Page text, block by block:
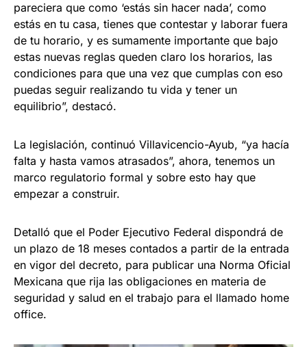
pareciera que como ‘estás sin hacer nada’, como
estás en tu casa, tienes que contestar y laborar fuera
de tu horario, y es sumamente importante que bajo
estas nuevas reglas queden claro los horarios, las
condiciones para que una vez que cumplas con eso
puedas seguir realizando tu vida y tener un
equilibrio”, destacó.
La legislación, continuó Villavicencio-Ayub, “ya hacía
falta y hasta vamos atrasados”, ahora, tenemos un
marco regulatorio formal y sobre esto hay que
empezar a construir.
Detalló que el Poder Ejecutivo Federal dispondrá de
un plazo de 18 meses contados a partir de la entrada
en vigor del decreto, para publicar una Norma Oficial
Mexicana que rija las obligaciones en materia de
seguridad y salud en el trabajo para el llamado home
office.